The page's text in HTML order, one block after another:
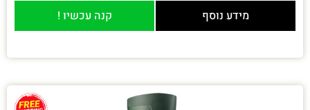
מידע נוסף קנה עכשיו !